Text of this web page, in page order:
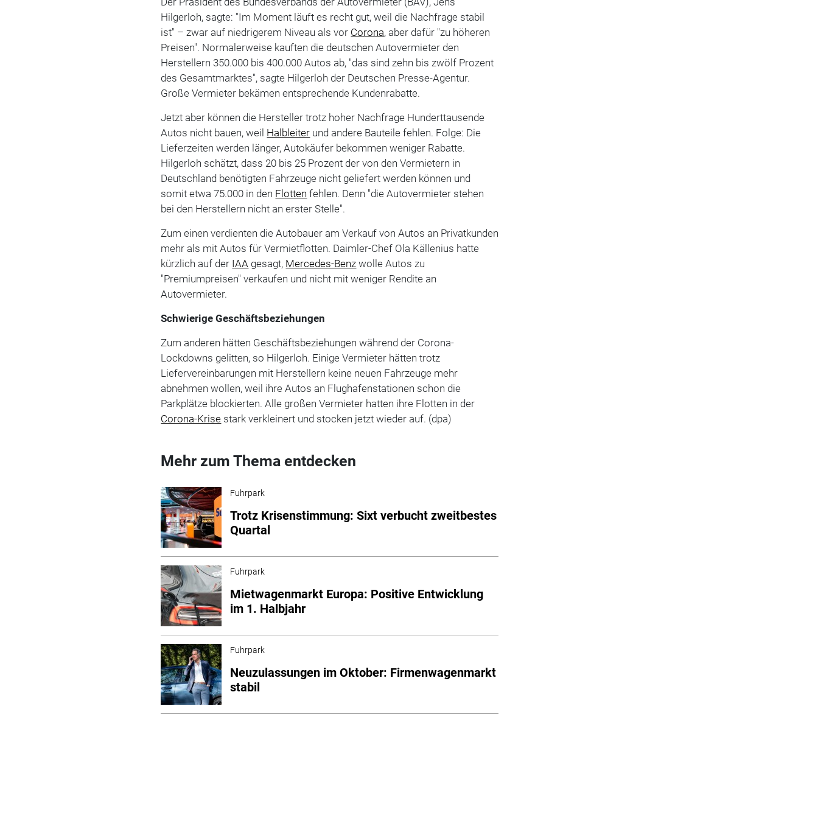
Hilgerloh, sagte: "Im Moment läuft es recht gut, weil die Nachfrage stabil
ist" – zwar auf niedrigerem Niveau als vor Corona, aber dafür "zu höheren
Preisen". Normalerweise kauften die deutschen Autovermieter den
Herstellern 350.000 bis 400.000 Autos ab, "das sind zehn bis zwölf Prozent
des Gesamtmarktes", sagte Hilgerloh der Deutschen Presse-Agentur.
Große Vermieter bekämen entsprechende Kundenrabatte.
Jetzt aber können die Hersteller trotz hoher Nachfrage Hunderttausende
Autos nicht bauen, weil Halbleiter und andere Bauteile fehlen. Folge: Die
Lieferzeiten werden länger, Autokäufer bekommen weniger Rabatte.
Hilgerloh schätzt, dass 20 bis 25 Prozent der von den Vermietern in
Deutschland benötigten Fahrzeuge nicht geliefert werden können und
somit etwa 75.000 in den Flotten fehlen. Denn "die Autovermieter stehen
bei den Herstellern nicht an erster Stelle".
Zum einen verdienten die Autobauer am Verkauf von Autos an Privatkunden
mehr als mit Autos für Vermietflotten. Daimler-Chef Ola Källenius hatte
kürzlich auf der IAA gesagt, Mercedes-Benz wolle Autos zu
"Premiumpreisen" verkaufen und nicht mit weniger Rendite an
Autovermieter.
Schwierige Geschäftsbeziehungen
Zum anderen hätten Geschäftsbeziehungen während der Corona-
Lockdowns gelitten, so Hilgerloh. Einige Vermieter hätten trotz
Liefervereinbarungen mit Herstellern keine neuen Fahrzeuge mehr
abnehmen wollen, weil ihre Autos an Flughafenstationen schon die
Parkplätze blockierten. Alle großen Vermieter hatten ihre Flotten in der
Corona-Krise stark verkleinert und stocken jetzt wieder auf. (dpa)
Mehr zum Thema entdecken
Fuhrpark
Trotz Krisenstimmung: Sixt verbucht zweitbestes
Quartal
Fuhrpark
Mietwagenmarkt Europa: Positive Entwicklung
im 1. Halbjahr
Fuhrpark
Neuzulassungen im Oktober: Firmenwagenmarkt
stabil